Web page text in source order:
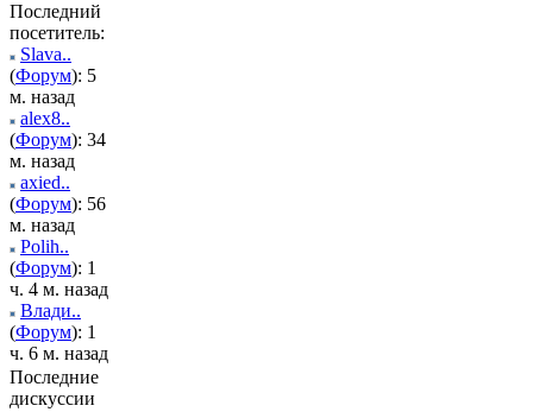
Последний
посетитель:
Slava..
(Форум): 5
м. назад
alex8..
(Форум): 34
м. назад
axied..
(Форум): 56
м. назад
Polih..
(Форум): 1
ч. 4 м. назад
Влади..
(Форум): 1
ч. 6 м. назад
Последние
дискуссии